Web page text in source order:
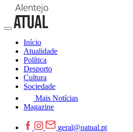
Início
Atualidade
Política
Desporto
Cultura
Sociedade
Mais Notícias
Magazine
geral@oatual.pt